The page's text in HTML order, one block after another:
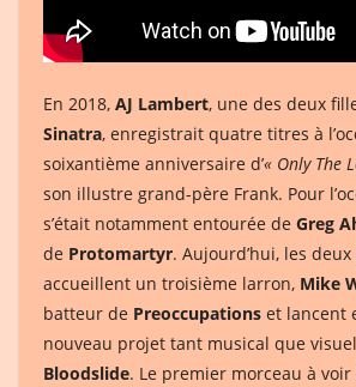
En 2018, AJ Lambert, une des deux
Sinatra, enregistrait quatre titres à
soixantième anniversaire d’« Only The
son illustre grand-père Frank. Pour
s’était notamment entourée de Greg
de Protomartyr. Aujourd’hui, les
accueillent un troisième larron, Mike
batteur de Preoccupations et lancent
nouveau projet tant musical que
Bloodslide. Le premier morceau à